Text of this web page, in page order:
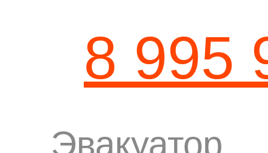
8 995
Эвакуатор